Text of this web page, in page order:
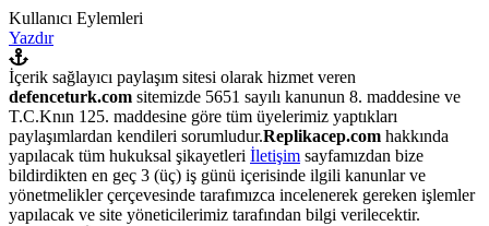
Kullanıcı Eylemleri
Yazdır
İçerik sağlayıcı paylaşım sitesi olarak hizmet veren
defenceturk.com sitemizde 5651 sayılı kanunun 8. maddesine ve
T.C.Knın 125. maddesine göre tüm üyelerimiz yaptıkları
paylaşımlardan kendileri sorumludur.Replikacep.com hakkında
yapılacak tüm hukuksal şikayetleri İletişim sayfamızdan bize
bildirdikten en geç 3 (üç) iş günü içerisinde ilgili kanunlar ve
yönetmelikler çerçevesinde tarafımızca incelenerek gereken işlemler
yapılacak ve site yöneticilerimiz tarafından bilgi verilecektir.